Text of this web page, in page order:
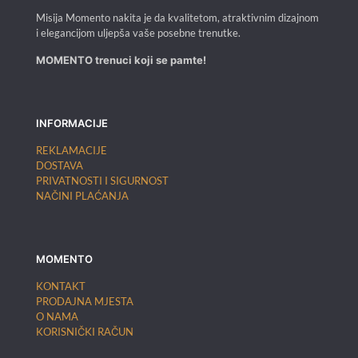
Misija Momento nakita je da kvalitetom, atraktivnim dizajnom
i elegancijom uljepša vaše posebne trenutke.
MOMENTO trenuci koji se pamte!
INFORMACIJE
REKLAMACIJE
DOSTAVA
PRIVATNOSTI I SIGURNOST
NAČINI PLAĆANJA
MOMENTO
KONTAKT
PRODAJNA MJESTA
O NAMA
KORISNIČKI RAČUN